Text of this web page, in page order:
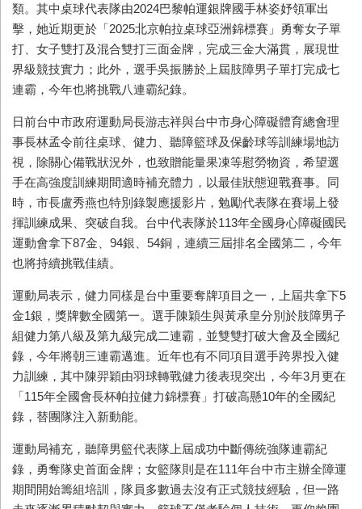
類。其中桌球代表隊由2024巴黎帕運銀牌國手林姿妤領軍出
擊，她近期更於「2025北京帕拉桌球亞洲錦標賽」勇奪女子單
打、女子雙打及混合雙打三面金牌，完成三金大滿貫，展現世
界級競技實力；此外，選手吳振勝於上屆肢障男子單打完成七
連霸，今年也將挑戰八連霸紀錄。
日前台中市政府運動局長游志祥與台中市身心障礙體育總會理
事長林孟令前往桌球、健力、聽障籃球及保齡球等訓練場地訪
視，除關心備戰狀況外，也致贈能量果凍等慰勞物資，希望選
手在高強度訓練期間適時補充體力，以最佳狀態迎戰賽事。同
時，市長盧秀燕也特別錄製應援影片，勉勵代表隊在賽場上發
揮訓練成果、突破自我。台中代表隊於113年全國身心障礙國民
運動會拿下87金、94銀、54銅，連續三屆排名全國第二，今年
也將持續挑戰佳績。
運動局表示，健力同樣是台中重要奪牌項目之一，上屆共拿下5
金1銀，獎牌數全國第一。選手陳穎生與黃承皇分別於肢障男子
組健力第八級及第九級完成二連霸，並雙雙打破大會及全國紀
錄，今年將朝三連霸邁進。近年也有不同項目選手跨界投入健
力訓練，其中陳羿穎由羽球轉戰健力後表現突出，今年3月更在
「115年全國會長杯帕拉健力錦標賽」打破高懸10年的全國紀
錄，替團隊注入新動能。
運動局補充，聽障男籃代表隊上屆成功中斷傳統強隊連霸紀
錄，勇奪隊史首面金牌；女籃隊則是在111年台中市主辦全障運
期間開始籌組培訓，隊員多數過去沒有正式競技經驗，但一路